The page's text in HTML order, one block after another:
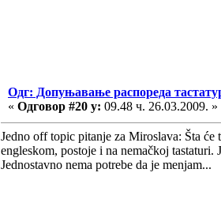
Одг: Допуњавање распореда
« Одговор #20 у: 09.48 ч. 26.03.2009. »
Jedno off topic pitanje za Miroslava: Šta će
engleskom, postoje i na nemačkoj tastaturi.
Jednostavno nema potrebe da je menjam...